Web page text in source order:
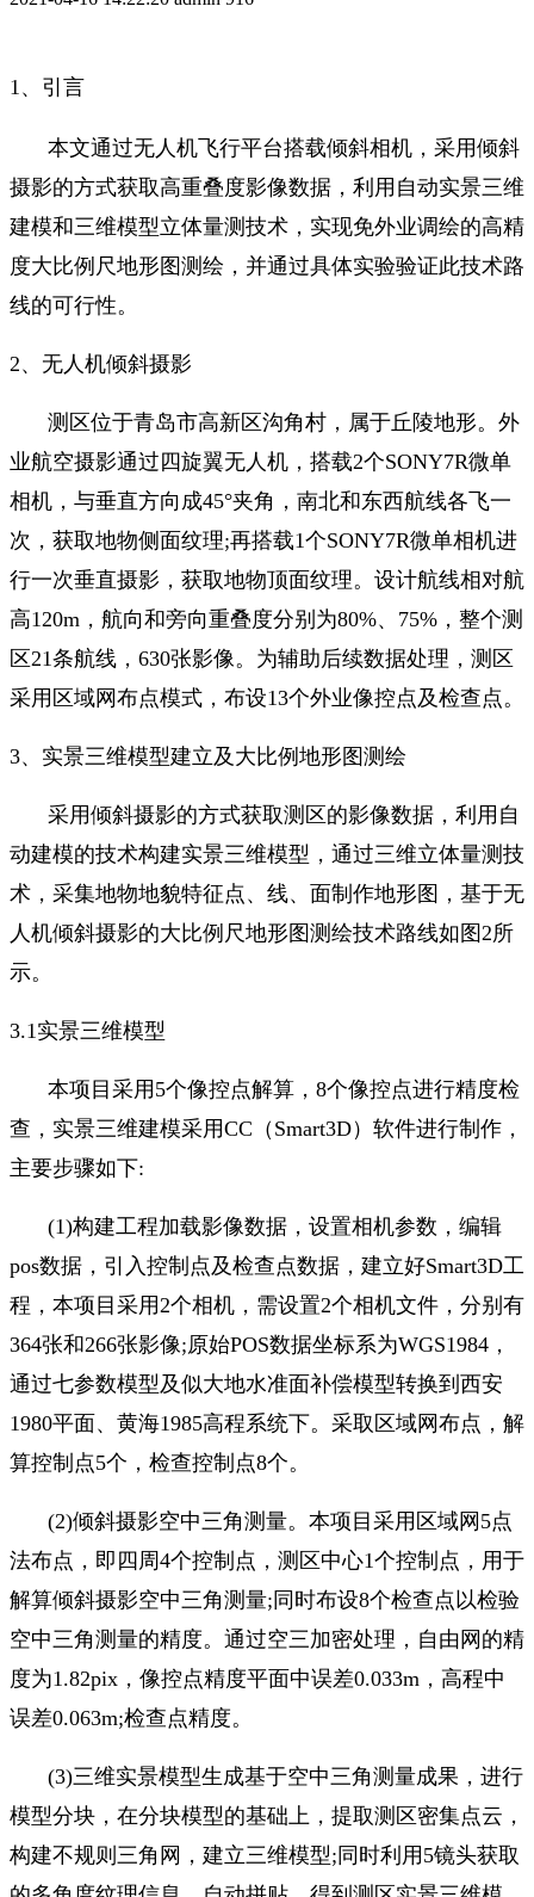
1、引言
本文通过无人机飞行平台搭载倾斜相机，采用倾斜
摄影的方式获取高重叠度影像数据，利用自动实景三维
建模和三维模型立体量测技术，实现免外业调绘的高精
度大比例尺地形图测绘，并通过具体实验验证此技术路
线的可行性。
2、无人机倾斜摄影
测区位于青岛市高新区沟角村，属于丘陵地形。外
业航空摄影通过四旋翼无人机，搭载2个SONY7R微单
相机，与垂直方向成45°夹角，南北和东西航线各飞一
次，获取地物侧面纹理;再搭载1个SONY7R微单相机进
行一次垂直摄影，获取地物顶面纹理。设计航线相对航
高120m，航向和旁向重叠度分别为80%、75%，整个测
区21条航线，630张影像。为辅助后续数据处理，测区
采用区域网布点模式，布设13个外业像控点及检查点。
3、实景三维模型建立及 大比例地形图测绘
采用倾斜摄影的方式获取测区的影像数据，利用自
动建模的技术构建实景三维模型，通过三维立体量测技
术，采集地物地貌特征点、线、面制作地形图，基于无
人机倾斜摄影的大比例尺地形图测绘技术路线如图 2所
示。
3.1 实景三维模型
本项目采用 5个像控点解算， 8个像控点进行精度检
查，实景三维建模采用CC （ Smart3D）软件进行制作，
主要步骤如下:
(1)构建工程加载影像数据，设置相机参数，编辑
pos数据，引入控制点及检查点数据，建立好Smart3D工
程，本项目采用 2个相机，需设置2个相机文件，分别有
364张和266张影像;原始POS数据坐标系为WGS1984 ，
通过七参数模型及似大地水准面补偿模型转换到西安
1980平面、黄海1985高程系统下。采取区域网布点，解
算控制点5个，检查控制点8个。
(2)倾斜摄影空中三角测量。本项目采用区域网 5点
法布点，即四周4个控制点，测区中心1个控制点，用于
解算倾斜摄影空中三角测量; 同时布设8个检查点以检验
空中三角测量的精度。通过空三加密处理，自由网的精
度为1.82pix ，像控点精度平面中误差0.033m ，高程中
误差0.063m;检查点精度。
(3)三维实景模型生成基于空中三角测量成果，进行
模型分块，在分块模型的基础上，提取测区密集点云，
构建不规则三角网，建立三维模型; 同时利用 5镜头获取